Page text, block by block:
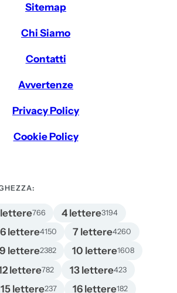
Sitemap
Chi Siamo
Contatti
Avvertenze
Privacy Policy
Cookie Policy
766 4 lettere3194
6 lettere4150 7 lettere4260
9 lettere2382 10 lettere1608
lettere782 13 lettere423
15 lettere237 16 lettere182